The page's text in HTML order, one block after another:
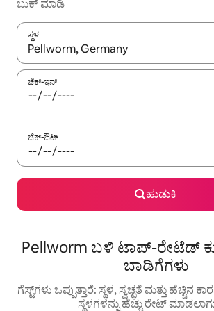
ಬುಕ್ ಮಾಡಿ
ಸ್ಥಳ
ಫಲಿತಾಂಶಗಳು ಲಭ್ಯವಿರುವಾಗ, ಅಪ್ ಮತ್ತು ಡೌನ್
ಚೆಕ್-ಇನ್
ಚೆಕ್-ಔಟ್
ಹುಡುಕಿ
Pellworm ಬಳಿ ಟಾಪ್-ರೇಟೆಡ್
ಬಾಡಿಗೆಗಳು
ಗೆಸ್ಟ್‌ಗಳು ಒಪ್ಪುತ್ತಾರೆ: ಸ್ಥಳ, ಸ್ವಚ್ಛತೆ ಮತ್ತು ಹೆಚ್ಚಿನ
ಸ್ಥಳಗಳನ್ನು ಹೆಚ್ಚು ರೇಟ್